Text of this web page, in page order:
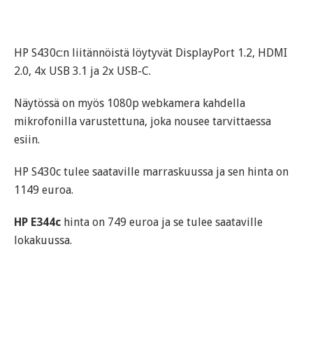
HP S430c:n liitännöistä löytyvät DisplayPort 1.2, HDMI
2.0, 4x USB 3.1 ja 2x USB-C.
Näytössä on myös 1080p webkamera kahdella
mikrofonilla varustettuna, joka nousee tarvittaessa
esiin.
HP S430c tulee saataville marraskuussa ja sen hinta on
1149 euroa.
HP E344c hinta on 749 euroa ja se tulee saataville
lokakuussa.